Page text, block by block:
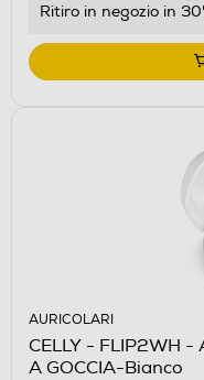
Ritiro in negozio in
AURICOLARI
CELLY - FLIP2WH -
A GOCCIA-Bianco